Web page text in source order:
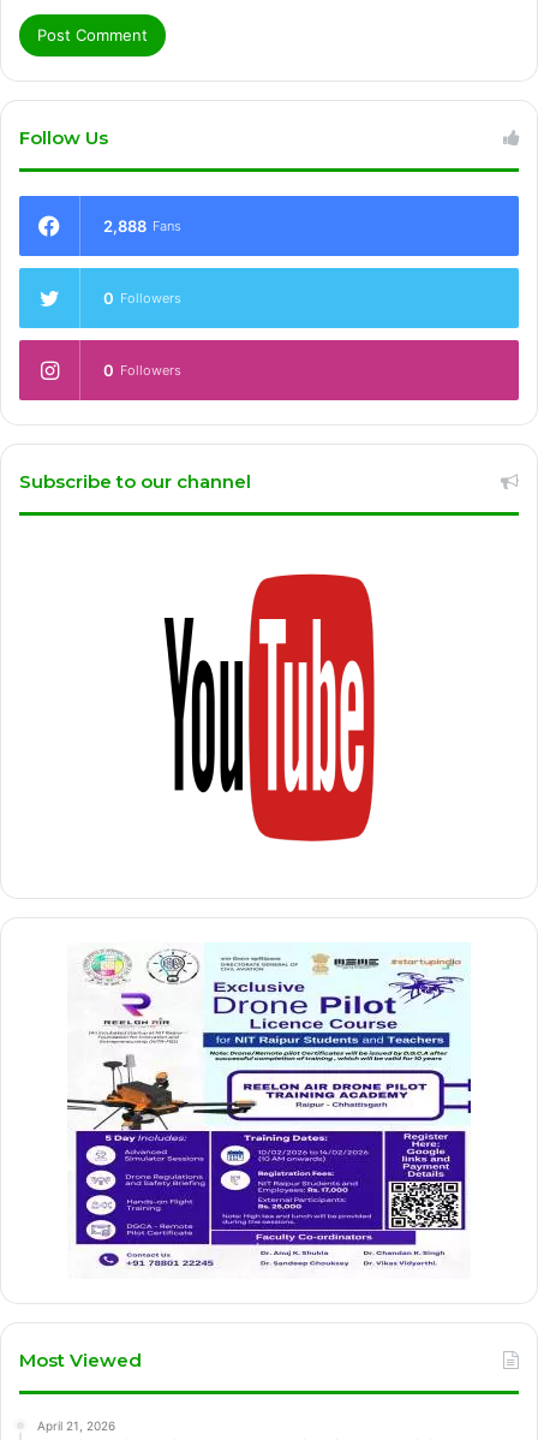
Follow Us
2,888 Fans
0 Followers
0 Followers
Subscribe to our channel
Most Viewed
April 21, 2026